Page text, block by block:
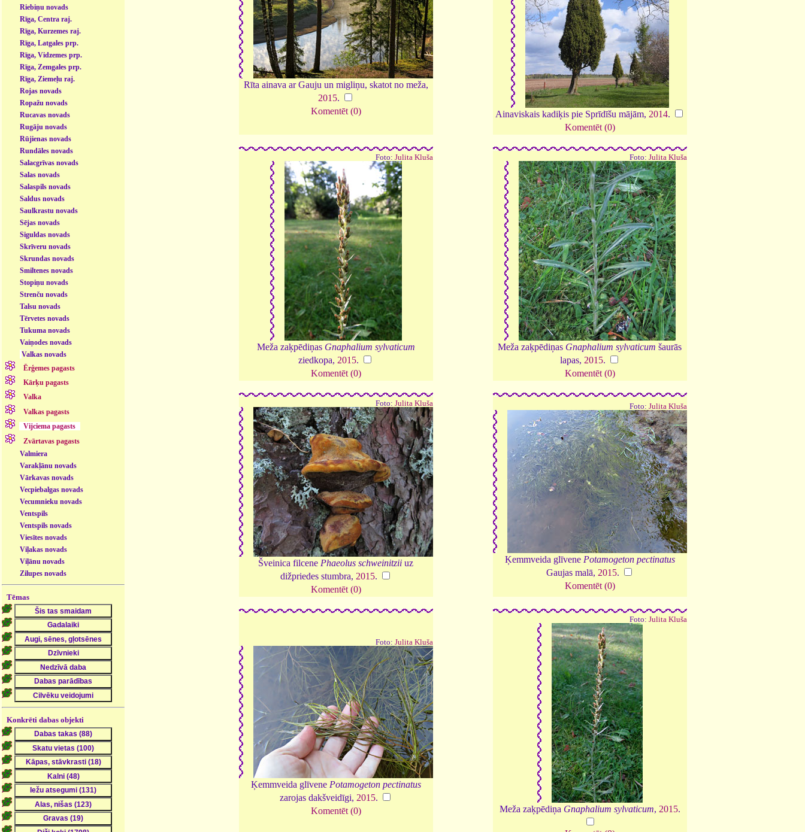
Riebiņu novads
Rīga, Centra raj.
Rīga, Kurzemes raj.
Rīga, Latgales prp.
Rīga, Vidzemes prp.
Rīga, Zemgales prp.
Rīga, Ziemeļu raj.
Rojas novads
Ropažu novads
Rucavas novads
Rugāju novads
Rūjienas novads
Rundāles novads
Salacgrīvas novads
Salas novads
Salaspils novads
Saldus novads
Saulkrastu novads
Sējas novads
Siguldas novads
Skrīveru novads
Skrundas novads
Smiltenes novads
Stopiņu novads
Strenču novads
Talsu novads
Tērvetes novads
Tukuma novads
Vaiņodes novads
Valkas novads
Ērģemes pagasts
Kārķu pagasts
Valka
Valkas pagasts
Vijciema pagasts
Zvārtavas pagasts
Valmiera
Varakļānu novads
Vārkavas novads
Vecpiebalgas novads
Vecumnieku novads
Ventspils
Ventspils novads
Viesītes novads
Viļakas novads
Viļānu novads
Zilupes novads
Tēmas
Konkrēti dabas objekti
Rīta ainava ar Gauju un migliņu, skatot no meža,
2015.
Komentēt (0)
Ainaviskais kadiķis pie Sprīdīšu mājām, 2014.
Komentēt (0)
Foto: Julita Kluša
Meža zaķpēdiņas Gnaphalium sylvaticum
ziedkopa, 2015.
Komentēt (0)
Foto: Julita Kluša
Meža zaķpēdiņas Gnaphalium sylvaticum šaurās
lapas, 2015.
Komentēt (0)
Foto: Julita Kluša
Šveinica filcene Phaeolus schweinitzii uz
dižpriedes stumbra, 2015.
Komentēt (0)
Foto: Julita Kluša
Ķemmveida glīvene Potamogeton pectinatus
Gaujas malā, 2015.
Komentēt (0)
Foto: Julita Kluša
Ķemmveida glīvene Potamogeton pectinatus
zarojas dakšveidīgi, 2015.
Komentēt (0)
Foto: Julita Kluša
Meža zaķpēdiņa Gnaphalium sylvaticum, 2015.